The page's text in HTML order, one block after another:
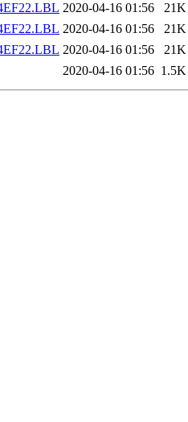
2020-04-16 01:56
21K
2020-04-16 01:56
21K
2020-04-16 01:56
21K
2020-04-16 01:56 1.5K